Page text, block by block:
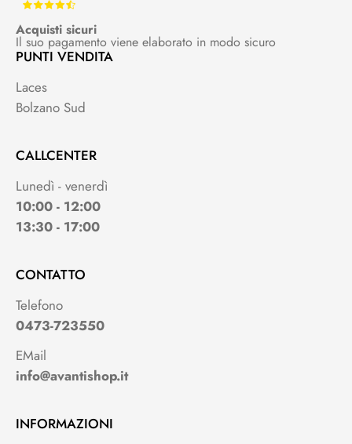
Acquisti sicuri
Il suo pagamento viene elaborato in modo sicuro
PUNTI VENDITA
Laces
Bolzano Sud
CALLCENTER
Lunedì - venerdì
10:00 - 12:00
13:30 - 17:00
CONTATTO
Telefono
0473-723550
EMail
info@avantishop.it
INFORMAZIONI